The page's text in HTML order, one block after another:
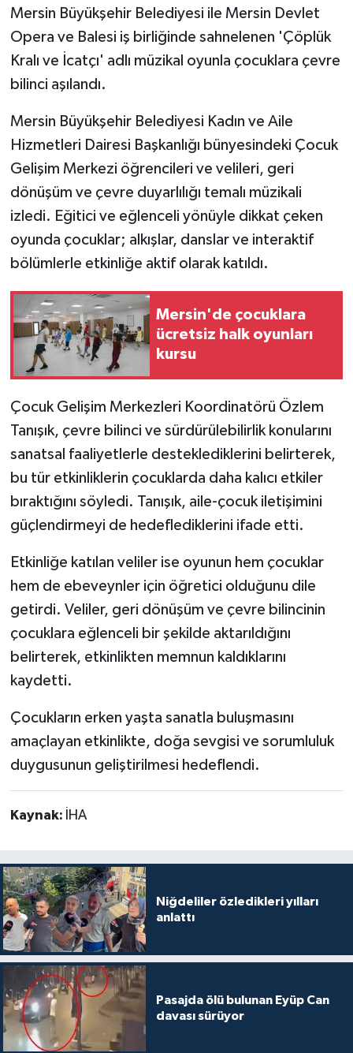
Mersin Büyükşehir Belediyesi ile Mersin Devlet
Opera ve Balesi iş birliğinde sahnelenen 'Çöplük
Kralı ve İcatçı' adlı müzikal oyunla çocuklara çevre
bilinci aşılandı.
Mersin Büyükşehir Belediyesi Kadın ve Aile
Hizmetleri Dairesi Başkanlığı bünyesindeki Çocuk
Gelişim Merkezi öğrencileri ve velileri, geri
dönüşüm ve çevre duyarlılığı temalı müzikali
izledi. Eğitici ve eğlenceli yönüyle dikkat çeken
oyunda çocuklar; alkışlar, danslar ve interaktif
bölümlerle etkinliğe aktif olarak katıldı.
Mersin'de çocuklara
ücretsiz halk oyunları
kursu
Çocuk Gelişim Merkezleri Koordinatörü Özlem
Tanışık, çevre bilinci ve sürdürülebilirlik konularını
sanatsal faaliyetlerle desteklediklerini belirterek,
bu tür etkinliklerin çocuklarda daha kalıcı etkiler
bıraktığını söyledi. Tanışık, aile-çocuk iletişimini
güçlendirmeyi de hedeflediklerini ifade etti.
Etkinliğe katılan veliler ise oyunun hem çocuklar
hem de ebeveynler için öğretici olduğunu dile
getirdi. Veliler, geri dönüşüm ve çevre bilincinin
çocuklara eğlenceli bir şekilde aktarıldığını
belirterek, etkinlikten memnun kaldıklarını
kaydetti.
Çocukların erken yaşta sanatla buluşmasını
amaçlayan etkinlikte, doğa sevgisi ve sorumluluk
duygusunun geliştirilmesi hedeflendi.
Kaynak: İHA
Niğdeliler özledikleri yılları
anlattı
Pasajda ölü bulunan Eyüp Can
davası sürüyor